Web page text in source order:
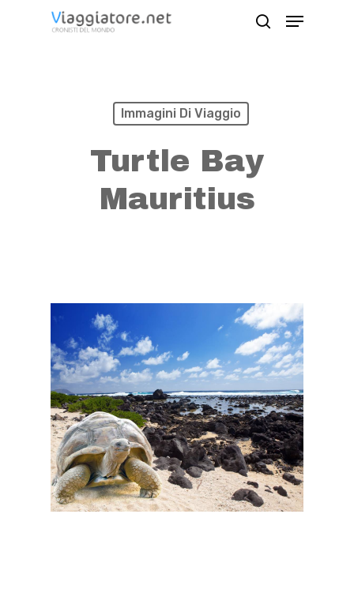
Menu
Immagini Di Viaggio
Turtle Bay
Mauritius